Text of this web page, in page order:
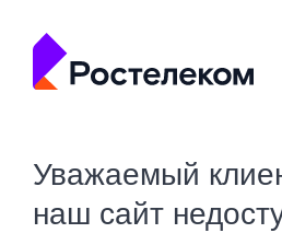
Уважаемый
наш сайт